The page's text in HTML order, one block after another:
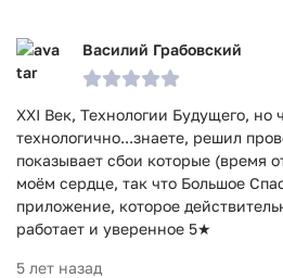
Василий Грабовский
XXI Век, Технологии Будущего, но
технологично...знаете, решил
показывает сбои которые (время
моём сердце, так что Большое
приложение, которое
работает и уверенное 5★
5 лет назад